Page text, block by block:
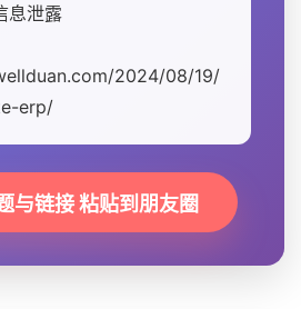
息泄露
2024/08/19/
erp/
与链接 粘贴到朋友圈